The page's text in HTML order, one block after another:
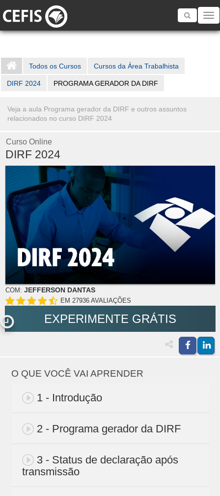
Toggle
Todos os Cursos Cursos da Área Trabalhista
DIRF 2024 PROGRAMA GERADOR DA DIRF
Veja a aula Programa gerador da DIRF e outros assuntos
relacionados no curso DIRF 2024
Curso Online
DIRF 2024
COM: JEFFERSON DANTAS
EM 27936 AVALIAÇÕES
EXPERIMENTE GRÁTIS
O QUE VOCÊ VAI APRENDER
1 - Introdução
2 - Programa gerador da DIRF
3 - Status de declaração após
transmissão